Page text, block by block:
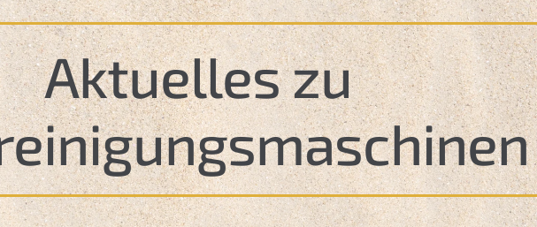
Aktuelles zu
maschinen